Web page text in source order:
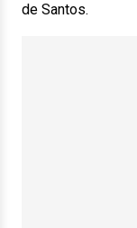
de Santos.